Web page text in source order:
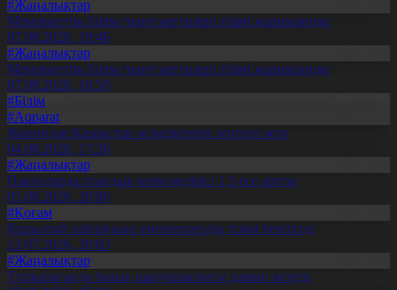
#Жаңалықтар
Мемлекеттік білім грант иегерлері тізімі жарияланды
07.08.2026, 19:46
#Жаңалықтар
Мемлекеттік білім грант иегерлері тізімі жарияланды
07.08.2026, 16:50
#Білім
#Aqparat
Жапондар Қазақстан өсімдіктерін зерттеп жүр
04.08.2026, 17:30
#Жаңалықтар
Павлодарда отандық өнім өндірісі 1,5 есе артты
05.08.2026, 20:06
#Қоғам
Құрылтай сайлауына үміткерлердің тізімі бекітілді
13.07.2026, 20:03
#Жаңалықтар
Түпқарағанда балық шаруашылығы дамып келеді